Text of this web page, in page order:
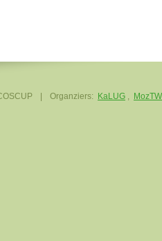
Organziers: KaLUG , MozTW